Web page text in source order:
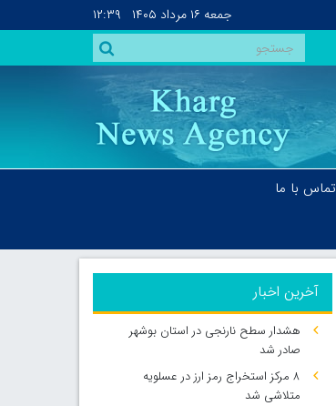
جمعه ۱۶ مرداد ۱۴۰۵ ۱۲:۳۹
تماس با ما
آخرین اخبار
هشدار سطح نارنجی در استان بوشهر
صادر شد
۸ مرکز استخراج رمز ارز در عسلویه
متلاشی شد